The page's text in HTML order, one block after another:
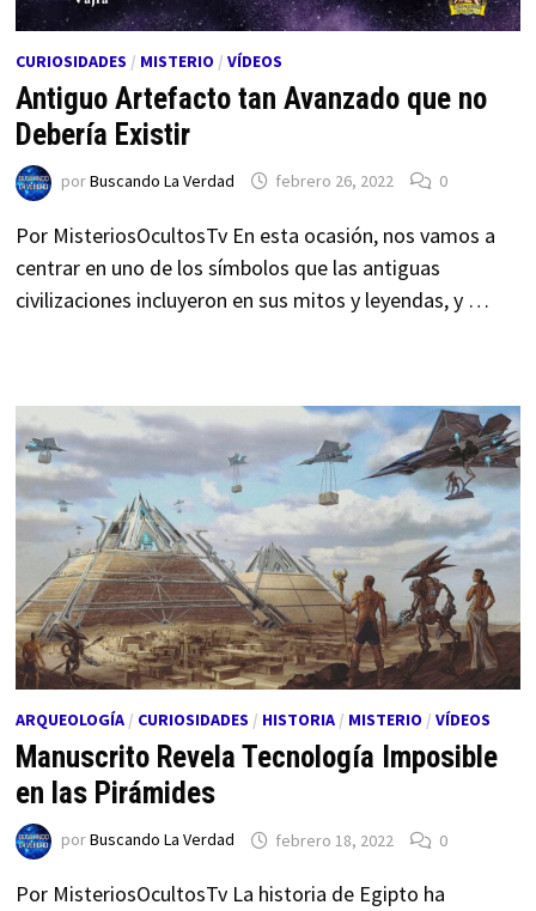
CURIOSIDADES / MISTERIO / VÍDEOS
Antiguo Artefacto tan Avanzado que no
Debería Existir
porBuscando La Verdad febrero 26, 2022 0
Por MisteriosOcultosTv En esta ocasión, nos vamos a
centrar en uno de los símbolos que las antiguas
civilizaciones incluyeron en sus mitos y leyendas, y …
ARQUEOLOGÍA/ CURIOSIDADES / HISTORIA/ MISTERIO / VÍDEOS
Manuscrito Revela Tecnología Imposible
en las Pirámides
porBuscando La Verdad febrero 18, 2022 0
Por MisteriosOcultosTv La historia de Egipto ha